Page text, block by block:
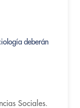
deberán
Sociales.